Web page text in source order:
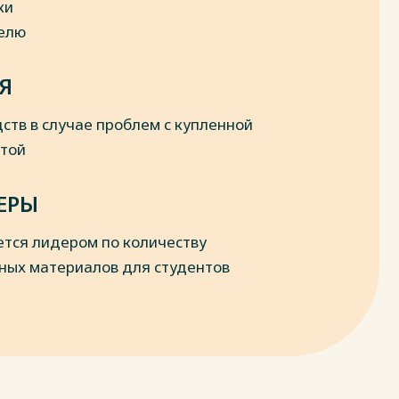
в случае проблем с купленной
лидером по количеству
материалов для студентов